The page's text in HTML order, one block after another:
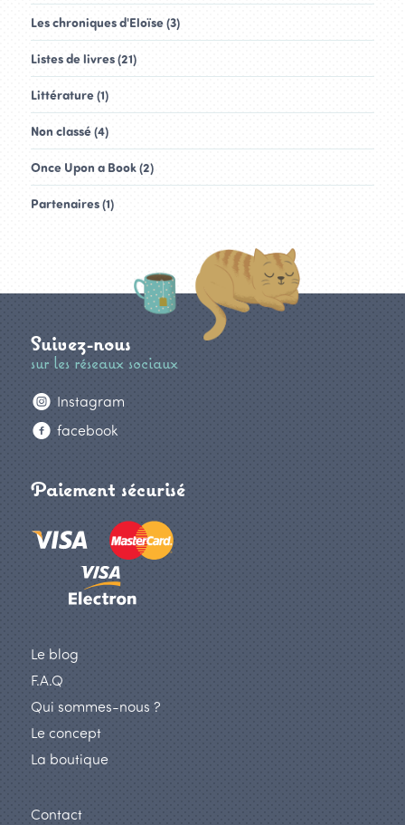
Les chroniques d'Eloïse (3)
Listes de livres (21)
Littérature (1)
Non classé (4)
Once Upon a Book (2)
Partenaires (1)
Suivez-nous
sur les réseaux sociaux
Instagram
facebook
Paiement sécurisé
Le blog
F.A.Q
Qui sommes-nous ?
Le concept
La boutique
Contact